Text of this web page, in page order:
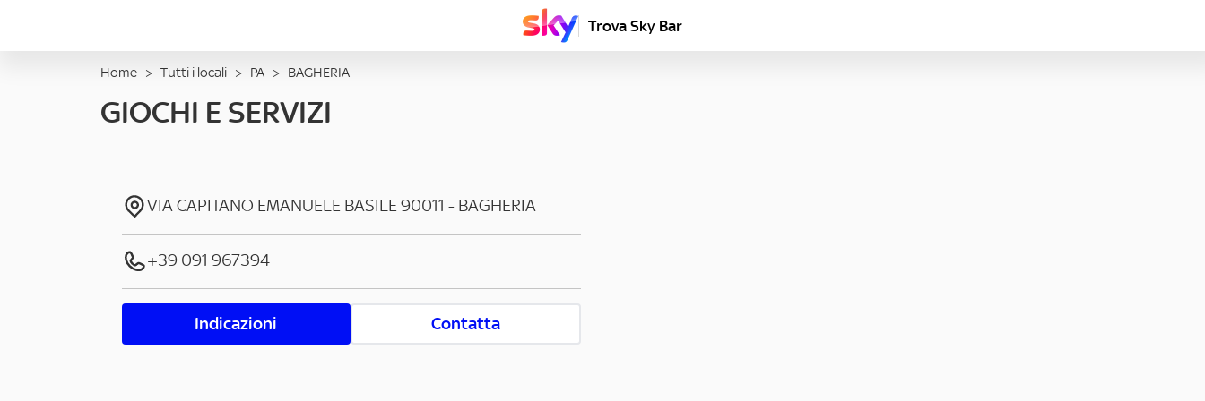
Trova Sky Bar
Home > Tutti i locali > PA > BAGHERIA
GIOCHI E SERVIZI
VIA CAPITANO EMANUELE BASILE90011 - BAGHERIA
+39 091 967394
Indicazioni Contatta